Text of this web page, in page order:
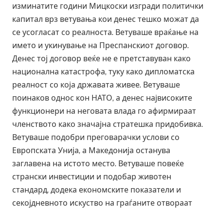
изминатите години Мицкоски изгради политички
капитал врз ветувања кои денес тешко можат да
се усогласат со реалноста. Ветуваше враќање на
името и укинување на Преспанскиот договор.
Денес тој договор веќе не е претставуван како
национална катастрофа, туку како дипломатска
реалност со која државата живее. Ветуваше
поинаков однос кон НАТО, а денес највисоките
функционери на неговата влада го афирмираат
членството како значајна стратешка придобивка.
Ветуваше подобри преговарачки услови со
Европската Унија, а Македонија останува
заглавена на истото место. Ветуваше повеќе
странски инвестиции и подобар животен
стандард, додека економските показатели и
секојдневното искуство на граѓаните отвораат